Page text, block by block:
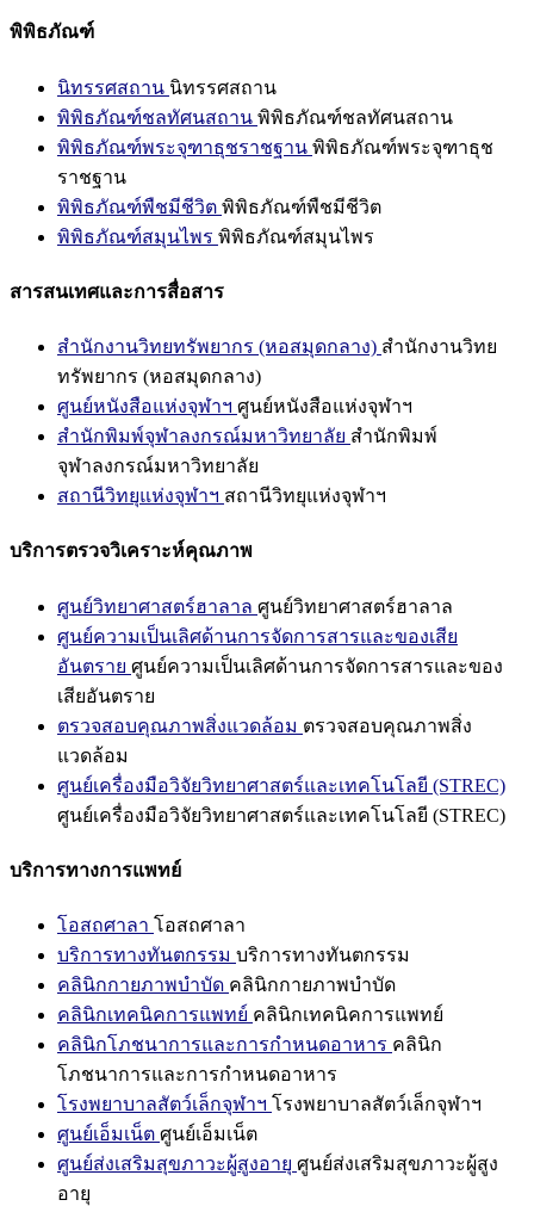
พิพิธภัณฑ์
นิทรรศสถาน นิทรรศสถาน
พิพิธภัณฑ์ชลทัศนสถาน พิพิธภัณฑ์ชลทัศนสถาน
พิพิธภัณฑ์พระจุฑาธุชราชฐาน พิพิธภัณฑ์พระจุฑาธุช
ราชฐาน
พิพิธภัณฑ์พืชมีชีวิต พิพิธภัณฑ์พืชมีชีวิต
พิพิธภัณฑ์สมุนไพร พิพิธภัณฑ์สมุนไพร
สารสนเทศและการสื่อสาร
สำนักงานวิทยทรัพยากร (หอสมุดกลาง) สำนักงานวิทย
ทรัพยากร (หอสมุดกลาง)
ศูนย์หนังสือแห่งจุฬาฯ ศูนย์หนังสือแห่งจุฬาฯ
สำนักพิมพ์จุฬาลงกรณ์มหาวิทยาลัย สำนักพิมพ์
จุฬาลงกรณ์มหาวิทยาลัย
สถานีวิทยุแห่งจุฬาฯ สถานีวิทยุแห่งจุฬาฯ
บริการตรวจวิเคราะห์คุณภาพ
ศูนย์วิทยาศาสตร์ฮาลาล ศูนย์วิทยาศาสตร์ฮาลาล
ศูนย์ความเป็นเลิศด้านการจัดการสารและของเสีย
อันตราย ศูนย์ความเป็นเลิศด้านการจัดการสารและของ
เสียอันตราย
ตรวจสอบคุณภาพสิ่งแวดล้อม ตรวจสอบคุณภาพสิ่ง
แวดล้อม
ศูนย์เครื่องมือวิจัยวิทยาศาสตร์และเทคโนโลยี (STREC)
ศูนย์เครื่องมือวิจัยวิทยาศาสตร์และเทคโนโลยี (STREC)
บริการทางการแพทย์
โอสถศาลา โอสถศาลา
บริการทางทันตกรรม บริการทางทันตกรรม
คลินิกกายภาพบำบัด คลินิกกายภาพบำบัด
คลินิกเทคนิคการแพทย์ คลินิกเทคนิคการแพทย์
คลินิกโภชนาการและการกำหนดอาหาร คลินิก
โภชนาการและการกำหนดอาหาร
โรงพยาบาลสัตว์เล็กจุฬาฯ โรงพยาบาลสัตว์เล็กจุฬาฯ
ศูนย์เอ็มเน็ต ศูนย์เอ็มเน็ต
ศูนย์ส่งเสริมสุขภาวะผู้สูงอายุ ศูนย์ส่งเสริมสุขภาวะผู้สูง
อายุ